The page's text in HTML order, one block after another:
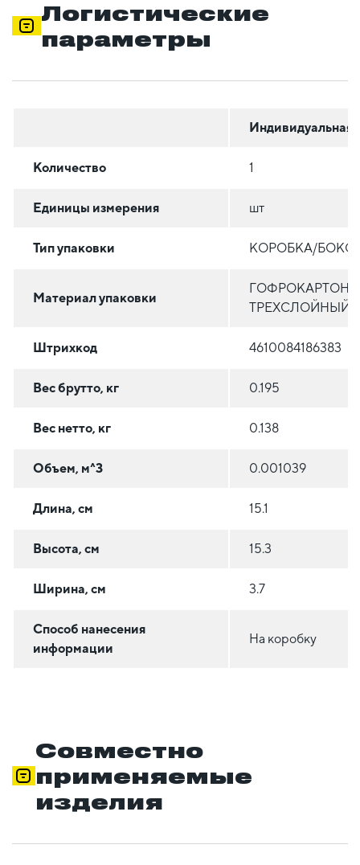
Логистические
параметры
Индивидуальная
Количество 1
Единицы измерения шт
Тип упаковки КОРОБКА/БОКС
Материал упаковки
ГОФРОКАРТОН
ТРЕХСЛОЙНЫЙ
Штрихкод 4610084186383
Вес брутто, кг 0.195
Вес нетто, кг 0.138
Объем, м^3 0.001039
Длина, см 15.1
Высота, см 15.3
Ширина, см 3.7
Способ нанесения
информации
На коробку
Совместно
применяемые
изделия